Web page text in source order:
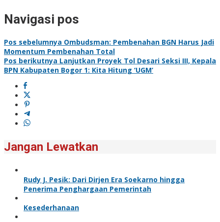
Navigasi pos
Pos sebelumnya Ombudsman: Pembenahan BGN Harus Jadi
Momentum Pembenahan Total
Pos berikutnya Lanjutkan Proyek Tol Desari Seksi III, Kepala
BPN Kabupaten Bogor 1: Kita Hitung ‘UGM’
Jangan Lewatkan
Rudy J. Pesik: Dari Dirjen Era Soekarno hingga
Penerima Penghargaan Pemerintah
Kesederhanaan